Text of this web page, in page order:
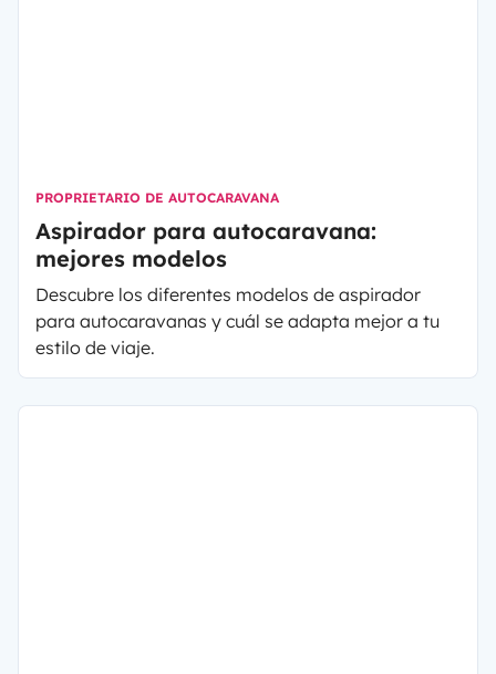
PROPRIETARIO DE AUTOCARAVANA
Aspirador para autocaravana:
mejores modelos
Descubre los diferentes modelos de aspirador
para autocaravanas y cuál se adapta mejor a tu
estilo de viaje.